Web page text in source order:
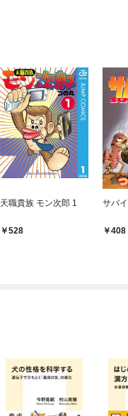
天職貴族 モン次郎 1
528
サバ
408